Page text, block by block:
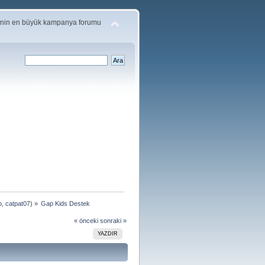
en büyük kampanya forumu
, catpat07) » Gap Kids Destek
« önceki sonraki »
YAZDIR